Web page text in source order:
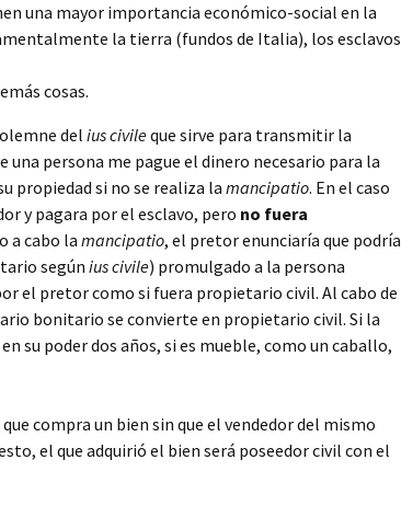
una mayor importancia económico-social en la
la tierra (fundos de Italia), los esclavos
cosas.
del ius civileque sirve para transmitir la
una persona me pague el dinero necesario para la
propiedad si no se realiza la mancipatio. En el caso
y pagara por el esclavo, pero no fuera
a cabo lamancipatio, el pretor enunciaría que podría
según ius civile) promulgado a la persona
el pretor como si fuera propietario civil. Al cabo de
bonitario se convierte en propietario civil. Si la
su poder dos años, si es mueble, como un caballo,
que compra un bien sin que el vendedor del mismo
el que adquirió el bien será poseedor civil con el